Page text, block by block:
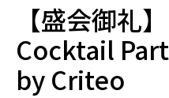
【盛会御礼
Cocktail
by Criteo